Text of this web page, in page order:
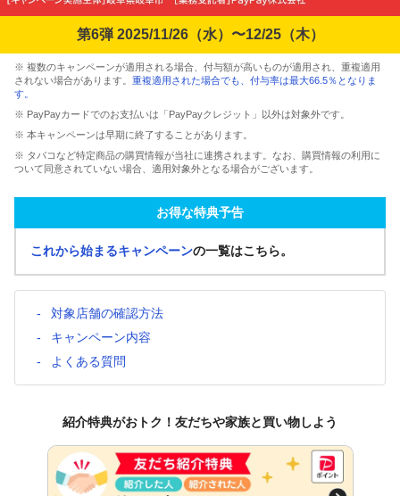
第6弾 2025/11/26（水）〜12/25（木）
※ 複数のキャンペーンが適用される場合、付与額が高いものが適用され、重複適用
されない場合があります。 重複適用された場合でも、付与率は最大66.5％となりま
す。
※ PayPayカードでのお支払いは「PayPayクレジット」以外は対象外です。
※ 本キャンペーンは早期に終了することがあります。
※ タバコなど特定商品の購買情報が当社に連携されます。なお、購買情報の利用に
ついて同意されていない場合、適用対象外となる場合がございます。
お得な特典予告
これから始まるキャンペーンの一覧はこちら。
対象店舗の確認方法
キャンペーン内容
よくある質問
紹介特典がおトク！友だちや家族と買い物しよう